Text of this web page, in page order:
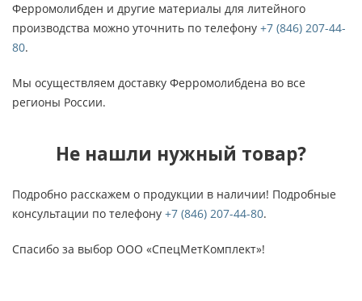
Ферромолибден и другие материалы для литейного
производства можно уточнить по телефону +7 (846) 207-44-
80.
Мы осуществляем доставку Ферромолибдена во все
регионы России.
Не нашли нужный товар?
Подробно расскажем о продукции в наличии! Подробные
консультации по телефону +7 (846) 207-44-80.
Спасибо за выбор ООО «СпецМетКомплект»!